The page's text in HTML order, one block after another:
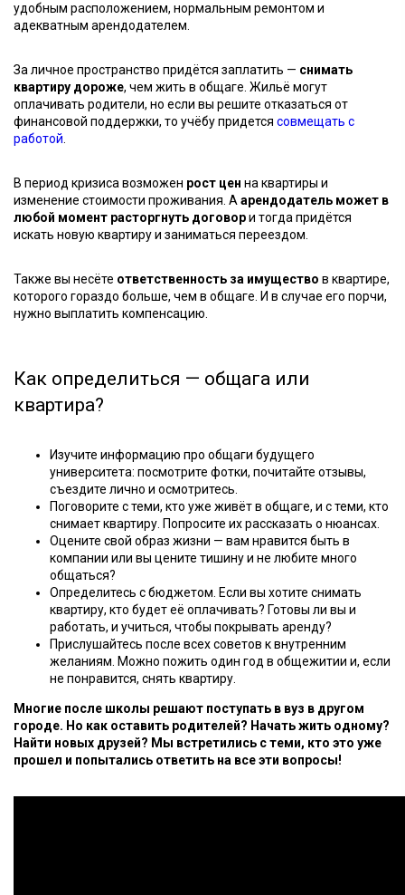
удобным расположением, нормальным ремонтом и
адекватным арендодателем.
За личное пространство придётся заплатить — снимать
квартиру дороже, чем жить в общаге. Жильё могут
оплачивать родители, но если вы решите отказаться от
финансовой поддержки, то учёбу придется совмещать с
работой.
В период кризиса возможен рост цен на квартиры и
изменение стоимости проживания. Аарендодатель может в
любой момент расторгнуть договори тогда придётся
искать новую квартиру и заниматься переездом.
Также вы несёте ответственность за имущество в квартире,
которого гораздо больше, чем в общаге. И в случае его порчи,
нужно выплатить компенсацию.
Как определиться — общага или
квартира?
Изучите информацию про общаги будущего
университета: посмотрите фотки, почитайте отзывы,
съездите лично и осмотритесь.
Поговорите с теми, кто уже живёт в общаге, и с теми, кто
снимает квартиру. Попросите их рассказать о нюансах.
Оцените свой образ жизни — вам нравится быть в
компании или вы цените тишину и не любите много
общаться?
Определитесь с бюджетом. Если вы хотите снимать
квартиру, кто будет её оплачивать? Готовы ли вы и
работать, и учиться, чтобы покрывать аренду?
Прислушайтесь после всех советов к внутренним
желаниям. Можно пожить один год в общежитии и, если
не понравится, снять квартиру.
Многие после школы решают поступать в вуз в другом
городе. Но как оставить родителей? Начать жить одному?
Найти новых друзей? Мы встретились с теми, кто это уже
прошел и попытались ответить на все эти вопросы!